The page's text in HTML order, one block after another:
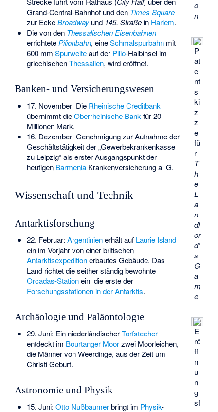
o
n
P
at
e
nt
s
ki
z
z
e
fü
r
T
h
e
L
a
n
dl
or
d’
s
G
a
m
e
E
rö
ff
n
u
n
g
sf
Grand-Central-Bahnhofund den Times Square
zur EckeBroadwayund 145. Straßein Harlem.
Die von den Thessalischen Eisenbahnen
errichtete Pilionbahn, eineSchmalspurbahnmit
600 mm Spurweiteauf der Pilio-Halbinsel im
griechischenThessalien, wird eröffnet.
Banken- und Versicherungswesen
17. November: Die Rheinische Creditbank
übernimmt dieOberrheinische Bank für 20
Millionen Mark.
16. Dezember: Genehmigung zur Aufnahme der
Geschäftstätigkeit der „Gewerbekrankenkasse
zu Leipzig“ als erster Ausgangspunkt der
heutigen BarmeniaKrankenversicherung a. G.
Wissenschaft und Technik
Antarktisforschung
22. Februar: Argentinienerhält auf Laurie Island
ein im Vorjahr von einer britischen
Antarktisexpeditionerbautes Gebäude. Das
Land richtet die seither ständig bewohnte
Orcadas-Stationein, die erste der
Forschungsstationen in der Antarktis.
Archäologie und Paläontologie
29. Juni: Ein niederländischerTorfstecher
entdeckt im Bourtanger Moorzwei Moorleichen,
die Männer von Weerdinge, aus der Zeit um
Christi Geburt.
Astronomie und Physik
15. Juni: Otto Nußbaumerbringt im Physik-